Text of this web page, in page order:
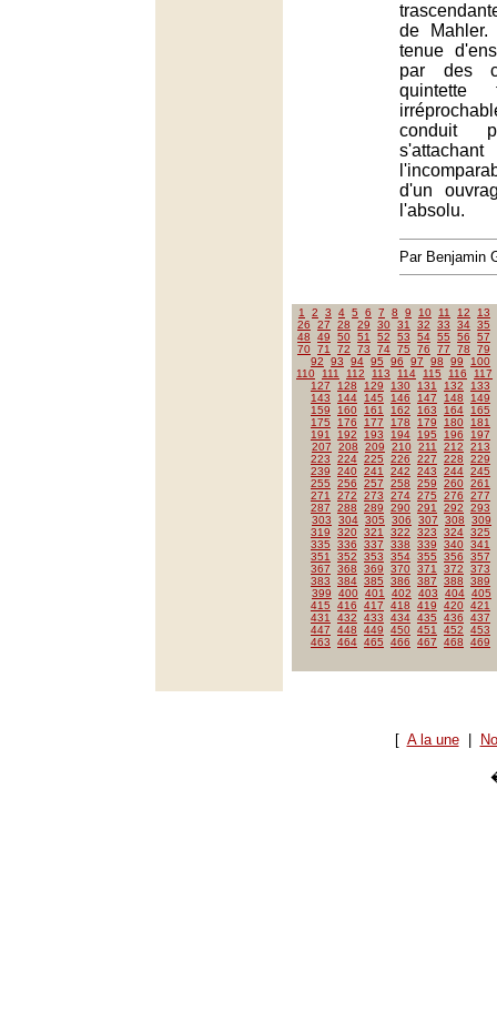
de Mahler.
tenue
par des
quintette
conduit
d'un
l'absolu.
Par Benjamin
1 2 3 4 5 6 7 8 9 10 11 12
13
26
27 28 29 30 31 32 33 34 35
48
49 50 51 52 53 54 55 56
57
70 71 72 73 74 75 76 77 78
79
92
93 94 95 96 97 98 99
100
110
111 112 113 114 115 116
117
127
128 129 130 131 132
133
143
144 145 146 147 148
149
159
160 161 162 163 164
165
175
176 177 178 179 180
181
191
192 193 194 195 196
197
207
208 209 210 211 212
213
223
224 225 226 227 228
229
239
240 241 242 243 244 245
255
256 257 258 259 260 261
271
272 273 274 275 276
277
287
288 289 290 291 292
293
303
304 305 306 307 308
309
319
320 321 322 323 324 325
335
336 337 338 339 340 341
351
352 353 354 355 356
357
367
368 369 370 371 372
373
383
384 385 386 387 388
389
399
400 401 402 403 404 405
415
416 417 418 419 420 421
431
432 433 434 435 436
437
447
448 449 450 451 452
453
463
464 465 466 467 468 469
[ A la une|